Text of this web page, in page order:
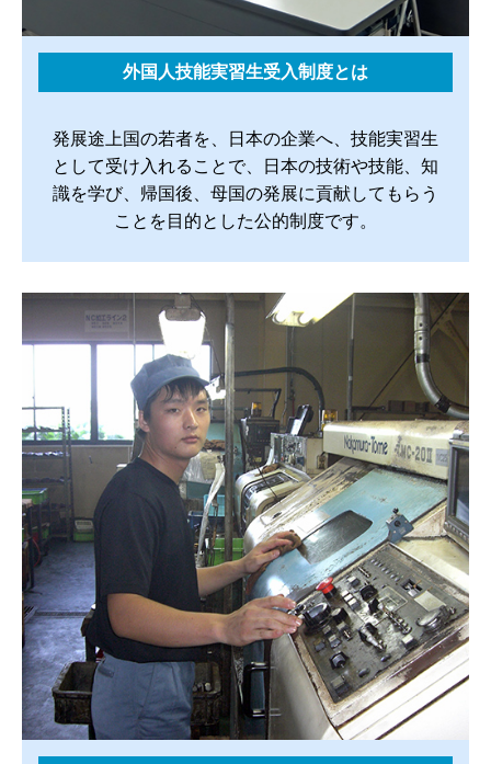
外国人技能実習生受入制度とは
発展途上国の若者を、日本の企業へ、技能実習生
として受け入れることで、日本の技術や技能、知
識を学び、帰国後、母国の発展に貢献してもらう
ことを目的とした公的制度です。